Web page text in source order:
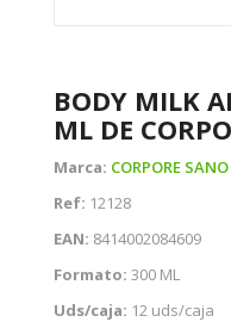
BODY MILK
ML DE
Marca: CORPORE SANO
Ref: 12128
EAN: 8414002084609
Formato: 300 ML
Uds/caja: 12 uds/caja